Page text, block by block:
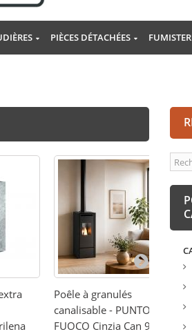
PIÈCES DÉTACHÉES
Poêle à granulés
canalisable - PUNTO
FUOCO Cinzia Can 9.9